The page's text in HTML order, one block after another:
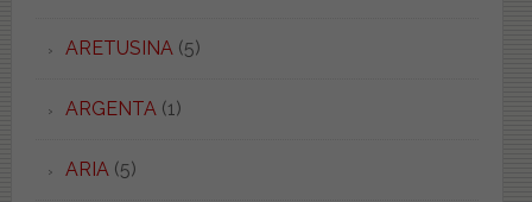
ARETUSINA (5)
ARGENTA (1)
ARIA (5)